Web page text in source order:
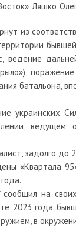
Ляшко
из
ведение
батальона,
украинских
задолго
«Квартала
на
2023 года
в